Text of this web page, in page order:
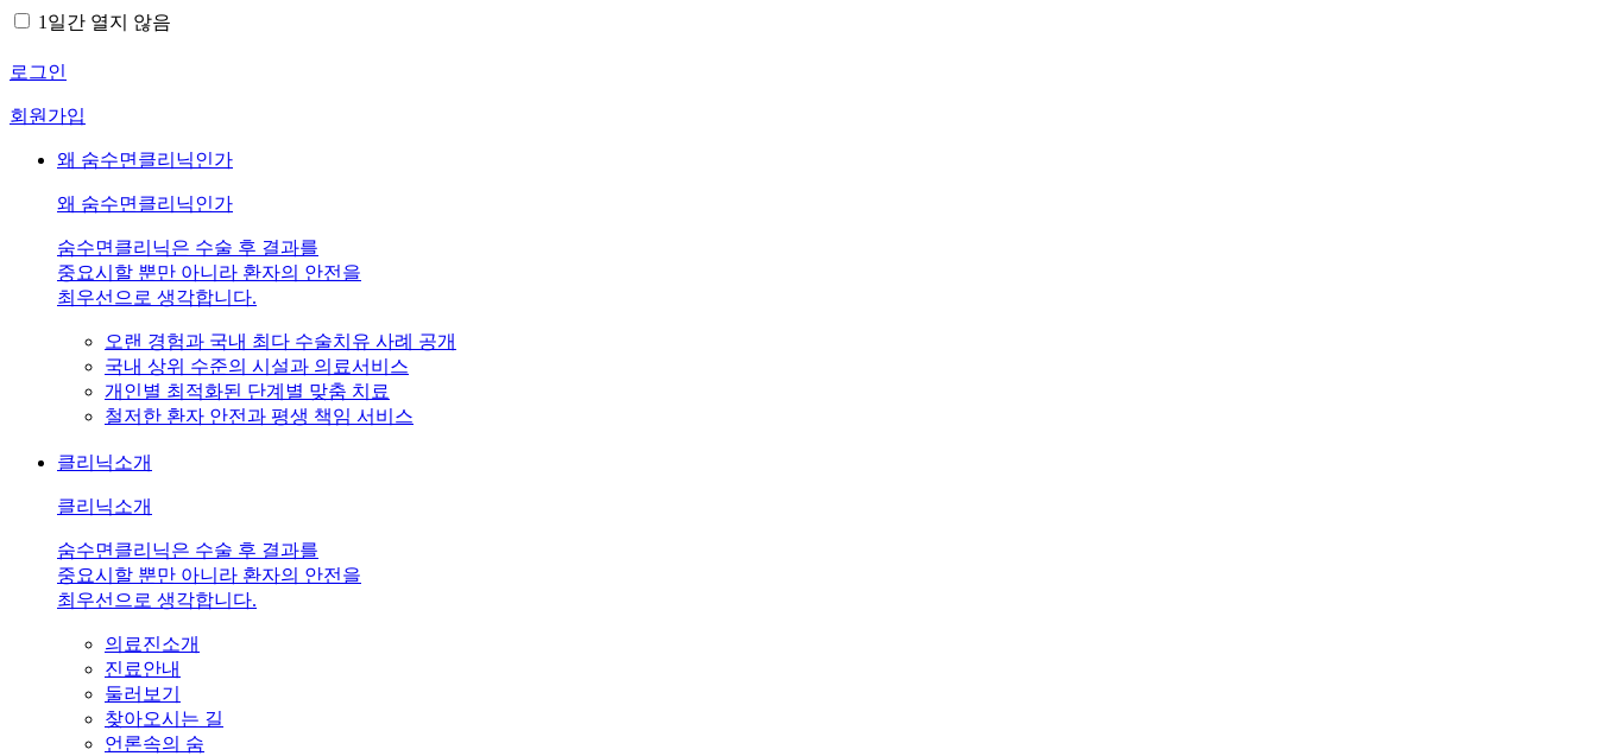
1일간 열지 않음
로그인
회원가입
왜 숨수면클리닉인가
왜 숨수면클리닉인가
숨수면클리닉은 수술 후 결과를
중요시할 뿐만 아니라 환자의 안전을
최우선으로 생각합니다.
오랜 경험과 국내 최다 수술치유 사례 공개
국내 상위 수준의 시설과 의료서비스
개인별 최적화된 단계별 맞춤 치료
철저한 환자 안전과 평생 책임 서비스
클리닉소개
클리닉소개
숨수면클리닉은 수술 후 결과를
중요시할 뿐만 아니라 환자의 안전을
최우선으로 생각합니다.
의료진소개
진료안내
둘러보기
찾아오시는 길
언론속의 숨